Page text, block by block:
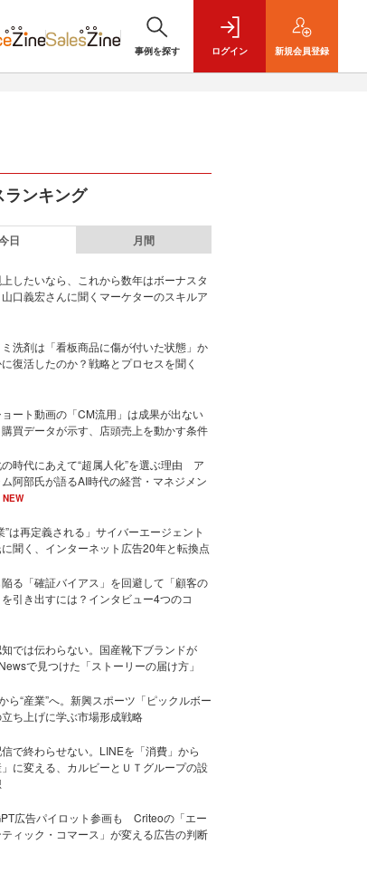
事例を探す ログイン 新規会員登録
ランキング
日 月間
上したいなら、これから数年はボーナスタ
口義宏さんに聞くマーケターのスキルア
洗剤は「看板商品に傷が付いた状態」か
復活したのか？戦略とプロセスを聞く
ート動画の「CM流用」は成果が出ない
買データが示す、店頭売上を動かす条件
時代にあえて“超属人化”を選ぶ理由 ア
阿部氏が語るAI時代の経営・マネジメン
NEW
”は再定義される」サイバーエージェント
聞く、インターネット広告20年と転換点
る「確証バイアス」を回避して「顧客の
引き出すには？インタビュー4つのコ
では伝わらない。国産靴下ブランドが
で見つけた「ストーリーの届け方」
ら“産業”へ。新興スポーツ「ピックルボー
立ち上げに学ぶ市場形成戦略
で終わらせない。LINEを「消費」から
」に変える、カルビーとＵＴグループの設
広告パイロット参画も Criteoの「エー
ィック・コマース」が変える広告の判断